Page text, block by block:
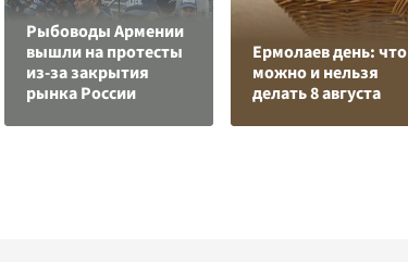
Рыбоводы Армении
вышли на протесты
из-за закрытия
рынка России
Ермолаев день: что
можно и нельзя
делать 8 августа